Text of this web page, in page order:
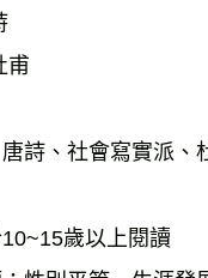
甫
詩、社會寫實派、
歲以上閱讀